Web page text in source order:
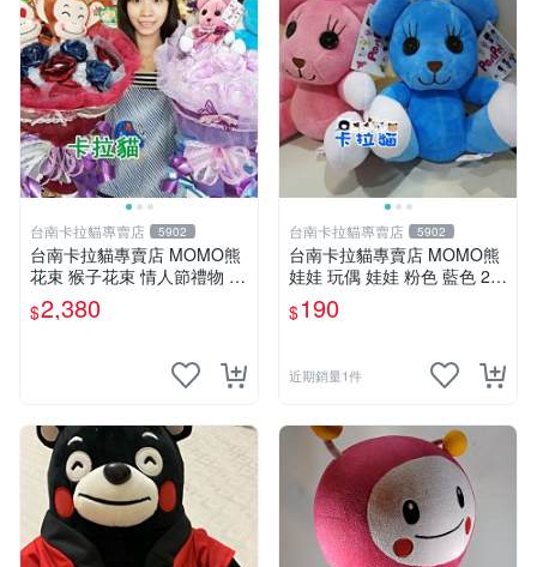
台南卡拉貓專賣店 5902
台南卡拉貓專賣店 MOMO熊
花束 猴子花束 情人節禮物 二
選一 可繡字 可今天寄明天到
$2,380
台南卡拉貓專賣店 5902
台南卡拉貓專賣店 MOMO熊
娃娃 玩偶 娃娃 粉色 藍色 2色
分售
$190
近期銷量1件